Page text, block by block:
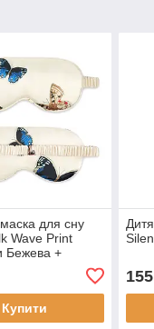
для сну
Wave Print
Бежева +
Купити
155